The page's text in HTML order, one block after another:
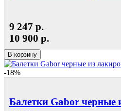
9 247 р.
10 900 р.
В корзину
-18%
Балетки Gabor черные